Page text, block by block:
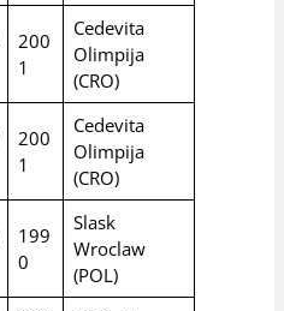
200
1
Cedevita
Olimpija
(CRO)
200
1
Cedevita
Olimpija
(CRO)
199
0
Slask
Wroclaw
(POL)